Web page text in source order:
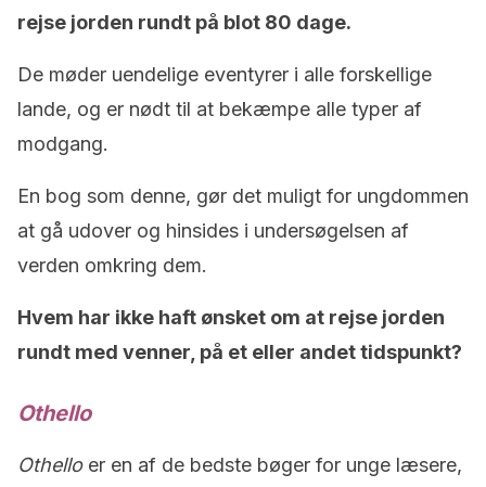
rejse jorden rundt på blot 80 dage.
De møder uendelige eventyrer i alle forskellige
lande, og er nødt til at bekæmpe alle typer af
modgang.
En bog som denne, gør det muligt for ungdommen
at gå udover og hinsides i undersøgelsen af
verden omkring dem.
Hvem har ikke haft ønsket om at rejse jorden
rundt med venner, på et eller andet tidspunkt?
Othello
Othelloer en af de bedste bøger for unge læsere,